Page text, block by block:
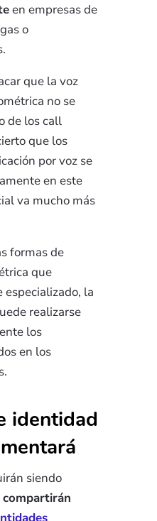
en empresas de
gas o
que la voz
no se
de los call
que los
por voz se
en este
va mucho más
formas de
que
la
realizarse
los
en los
identidad
siendo
compartirán